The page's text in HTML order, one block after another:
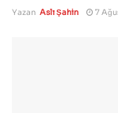
Yazan Aslı Şahin 7